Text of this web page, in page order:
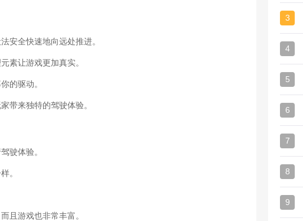
安全快速地向远处推进。
素让游戏更加真实。
的驱动。
带来独特的驾驶体验。
驶体验。
。
且游戏也非常丰富。
3
4
5
6
7
8
9